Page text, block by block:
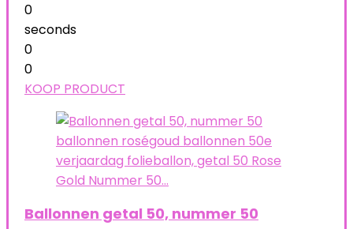
0
seconds
0
0
KOOP PRODUCT
Ballonnen getal 50, nummer 50